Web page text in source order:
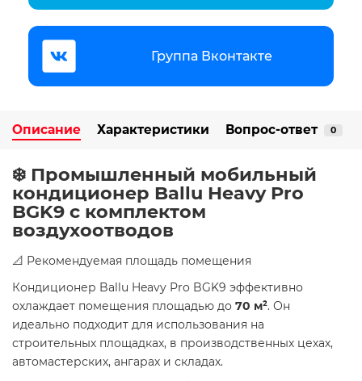
Группа Вконтакте
Описание Характеристики Вопрос-ответ 0
❄️ Промышленный мобильный
кондиционер Ballu Heavy Pro
BGK9 с комплектом
воздухоотводов
📐 Рекомендуемая площадь помещения
Кондиционер Ballu Heavy Pro BGK9 эффективно
охлаждает помещения площадью до 70 м². Он
идеально подходит для использования на
строительных площадках, в производственных цехах,
автомастерских, ангарах и складах. ​